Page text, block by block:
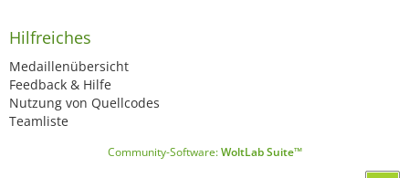
Hilfreiches
Medaillenübersicht
Feedback & Hilfe
Nutzung von Quellcodes
Teamliste
Community-Software:WoltLab Suite™